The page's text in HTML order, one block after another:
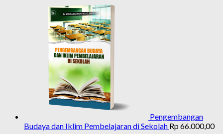
Pengembangan
Budaya dan Iklim Pembelajaran di Sekolah Rp 66.000,00